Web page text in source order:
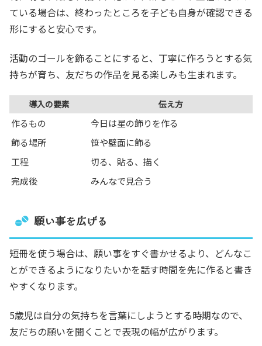
ている場合は、終わったところを子ども自身が確認できる
形にすると安心です。
活動のゴールを飾ることにすると、丁寧に作ろうとする気
持ちが育ち、友だちの作品を見る楽しみも生まれます。
導入の要素 伝え方
作るもの
今日は星の飾りを作る
飾る場所
笹や壁面に飾る
工程
切る、貼る、描く
完成後
みんなで見合う
願い事を広げる
短冊を使う場合は、願い事をすぐ書かせるより、どんなこ
とができるようになりたいかを話す時間を先に作ると書き
やすくなります。
5歳児は自分の気持ちを言葉にしようとする時期なので、
友だちの願いを聞くことで表現の幅が広がります。